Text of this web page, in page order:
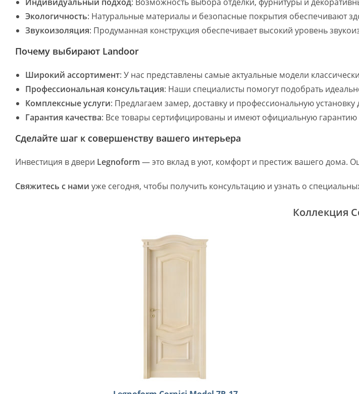
Экологичность: Натуральные материалы и безопасные покрытия обеспечивают
Звукоизоляция: Продуманная конструкция обеспечивает высокий уровень
Почему выбирают Landoor
Широкий ассортимент: У нас представлены самые актуальные модели
Профессиональная консультация: Наши специалисты помогут подобрать
Комплексные услуги: Предлагаем замер, доставку и профессиональную установку
Гарантия качества: Все товары сертифицированы и имеют официальную гарантию
Сделайте шаг к совершенству вашего интерьера
Инвестиция в двери Legnoform — это вклад в уют, комфорт и престиж вашего дома.
Свяжитесь с нами уже сегодня, чтобы получить консультацию и узнать о
Коллекция